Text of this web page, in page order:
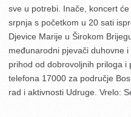
sve u potrebi. Inače, koncert
srpnja s početkom u 20 sati
Djevice Marije u Širokom
međunarodni pjevači duhovne
prihod od dobrovoljnih priloga i
telefona 17000 za područje
rad i aktivnosti Udruge. Vrelo: